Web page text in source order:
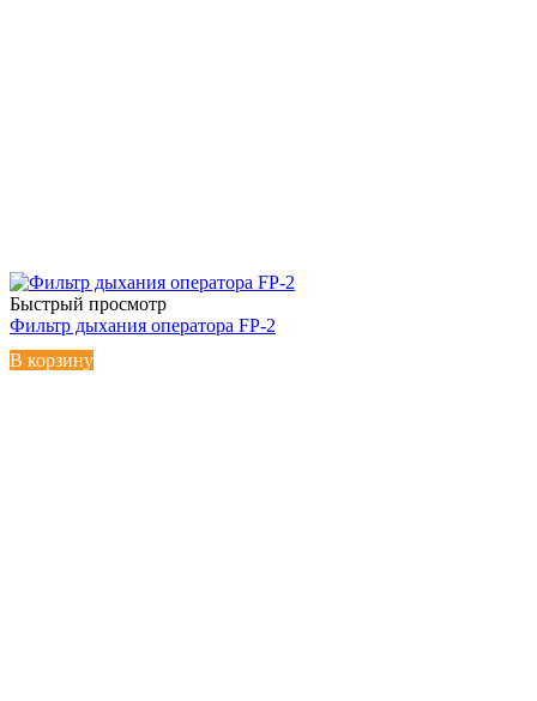
Быстрый просмотр
Фильтр дыхания оператора FP-2
В корзину